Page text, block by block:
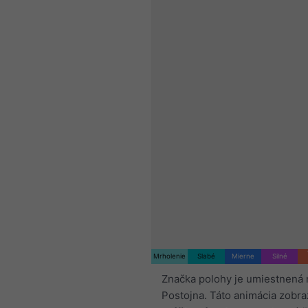
Mrholenie Slabé Mierne Silné
Značka polohy je umiestnená
Postojna. Táto animácia